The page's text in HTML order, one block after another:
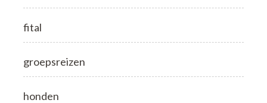
fital
groepsreizen
honden